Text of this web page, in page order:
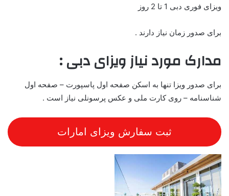
ویزای فوری دبی 1 تا 2 روز
برای صدور زمان نیاز دارند .
مدارک مورد نیاز ویزای دبی :
برای صدور ویزا تنها به اسکن صفحه اول پاسپورت – صفحه اول
شناسنامه – روی کارت ملی و عکس پرسونلی نیاز است .
ثبت سفارش ویزای امارات